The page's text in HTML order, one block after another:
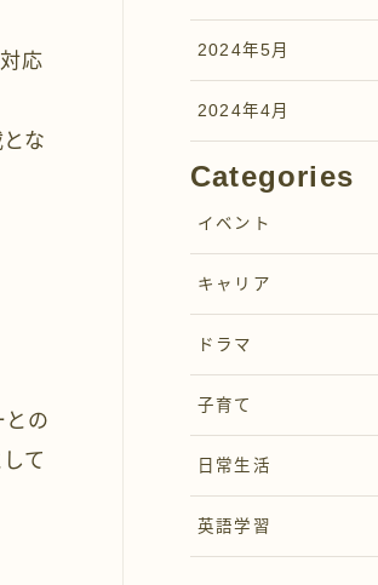
応
な
との
て
2024年5月
2024年4月
Categories
イベント
キャリア
ドラマ
子育て
日常生活
英語学習